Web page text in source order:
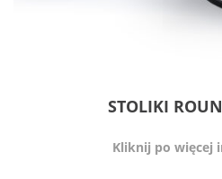
STOLIKI
Kliknij po więcej